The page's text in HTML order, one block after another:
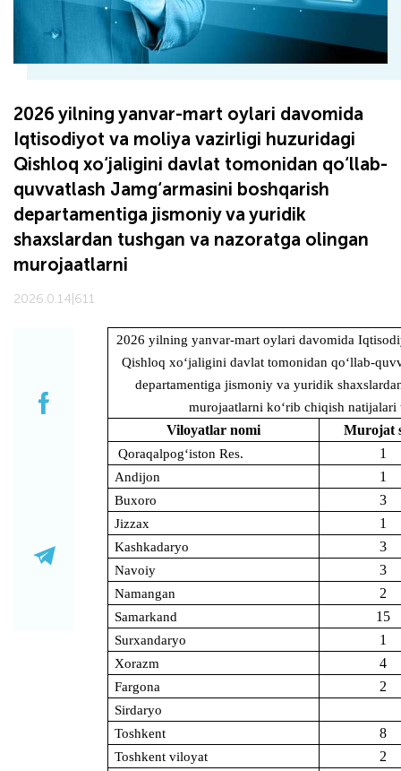
2026 yilning yanvar-mart oylari davomida
Iqtisodiyot va moliya vazirligi huzuridagi
Qishloq xo‘jaligini davlat tomonidan qo‘llab-
quvvatlash Jamg‘armasini boshqarish
departamentiga jismoniy va yuridik
shaxslardan tushgan va nazoratga olingan
murojaatlarni
2026.0.14 611
2026 yilning yanvar-mart oylari davomida
Qishloq xo‘jaligini davlat tomonidan qo‘llab-
departamentiga jismoniy va yuridik
murojaatlarni ko‘rib chiqish natijalari
Viloyatlar nomi Murojat
Qoraqalpog‘iston Res. 1
Andijon 1
Buxoro 3
Jizzax 1
Kashkadaryo 3
Navoiy 3
Namangan 2
Samarkand 15
Surxandaryo 1
Xorazm 4
Fargona 2
Sirdaryo
Toshkent
8
Toshkent viloyat 2